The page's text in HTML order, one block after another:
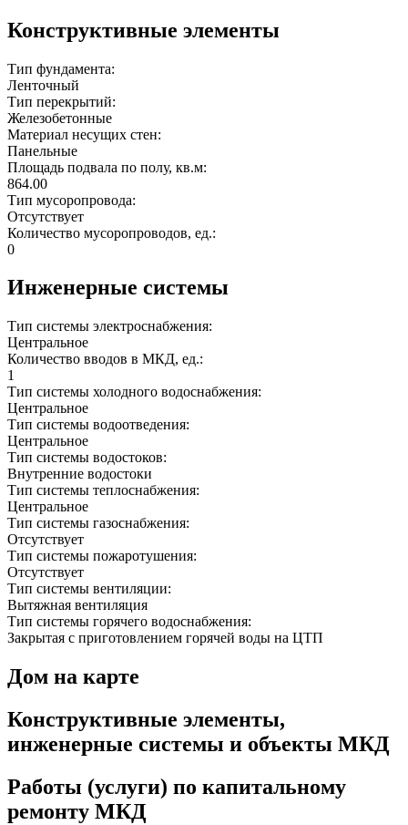
Конструктивные элементы
Тип фундамента:
Ленточный
Тип перекрытий:
Железобетонные
Материал несущих стен:
Панельные
Площадь подвала по полу, кв.м:
864.00
Тип мусоропровода:
Отсутствует
Количество мусоропроводов, ед.:
0
Инженерные системы
Тип системы электроснабжения:
Центральное
Количество вводов в МКД, ед.:
1
Тип системы холодного водоснабжения:
Центральное
Тип системы водоотведения:
Центральное
Тип системы водостоков:
Внутренние водостоки
Тип системы теплоснабжения:
Центральное
Тип системы газоснабжения:
Отсутствует
Тип системы пожаротушения:
Отсутствует
Тип системы вентиляции:
Вытяжная вентиляция
Тип системы горячего водоснабжения:
Закрытая с приготовлением горячей воды на ЦТП
Дом на карте
Конструктивные элементы,
инженерные системы и объекты МКД
Работы (услуги) по капитальному
ремонту МКД